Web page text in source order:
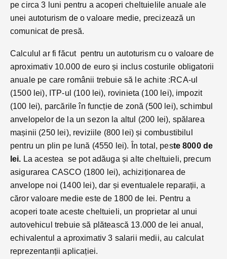
pe circa 3 luni pentru a acoperi cheltuielile anuale ale
unei autoturism de o valoare medie, precizează un
comunicat de presă.
Calculul ar fi făcut pentru un autoturism cu o valoare de
aproximativ 10.000 de euro și inclus costurile obligatorii
anuale pe care românii trebuie să le achite :RCA-ul
(1500 lei), ITP-ul (100 lei), rovinieta (100 lei), impozit
(100 lei), parcările în funcție de zonă (500 lei), schimbul
anvelopelor de la un sezon la altul (200 lei), spălarea
mașinii (250 lei), reviziile (800 lei) și combustibilul
pentru un plin pe lună (4550 lei). În total, peste 8000 de
lei. La acestea se pot adăuga și alte cheltuieli, precum
asigurarea CASCO (1800 lei), achiziționarea de
anvelope noi (1400 lei), dar și eventualele reparații, a
căror valoare medie este de 1800 de lei. Pentru a
acoperi toate aceste cheltuieli, un proprietar al unui
autovehicul trebuie să plătească 13.000 de lei anual,
echivalentul a aproximativ 3 salarii medii, au calculat
reprezentanții aplicației.